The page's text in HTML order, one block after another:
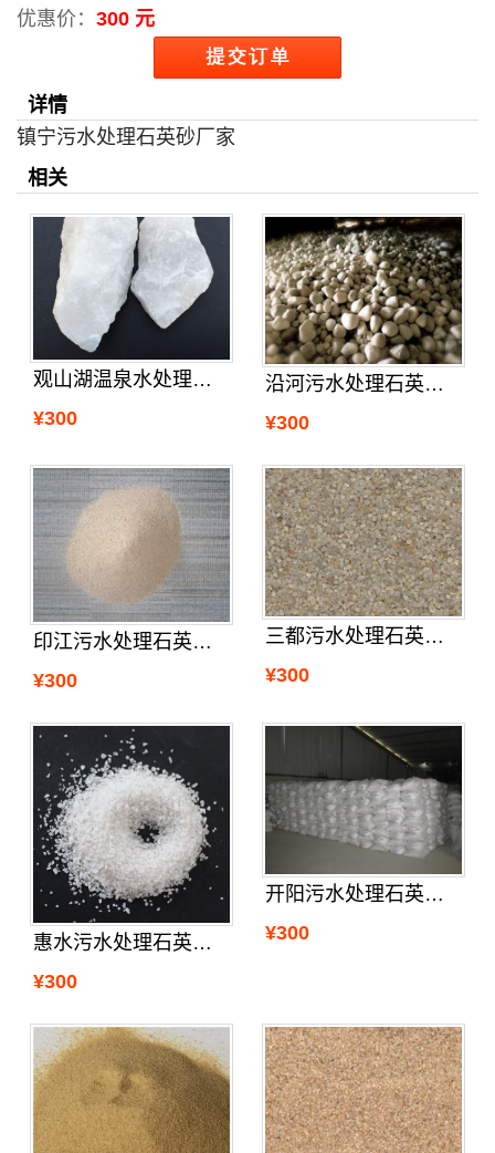
优惠价： 300 元
详情
镇宁污水处理石英砂厂家
相关
观山湖温泉水处理石英砂设计
¥300
沿河污水处理石英砂附近的厂家
¥300
印江污水处理石英砂价格
¥300
三都污水处理石英砂加工
¥300
惠水污水处理石英沙报价
¥300
开阳污水处理石英砂规格
¥300